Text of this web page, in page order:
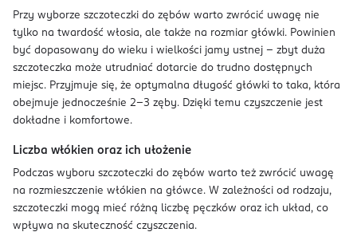
Przy wyborze szczoteczki do zębów warto zwrócić uwagę nie
tylko na twardość włosia, ale także na rozmiar główki. Powinien
być dopasowany do wieku i wielkości jamy ustnej – zbyt duża
szczoteczka może utrudniać dotarcie do trudno dostępnych
miejsc. Przyjmuje się, że optymalna długość główki to taka, która
obejmuje jednocześnie 2–3 zęby. Dzięki temu czyszczenie jest
dokładne i komfortowe.
Liczba włókien oraz ich ułożenie
Podczas wyboru szczoteczki do zębów warto też zwrócić uwagę
na rozmieszczenie włókien na główce. W zależności od rodzaju,
szczoteczki mogą mieć różną liczbę pęczków oraz ich układ, co
wpływa na skuteczność czyszczenia.